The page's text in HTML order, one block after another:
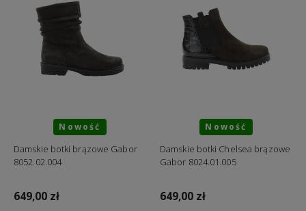
Nowość
Damskie botki brązowe Gabor
8052.02.004
649,00 zł
Nowość
Damskie botki Chelsea brązowe
Gabor 8024.01.005
649,00 zł